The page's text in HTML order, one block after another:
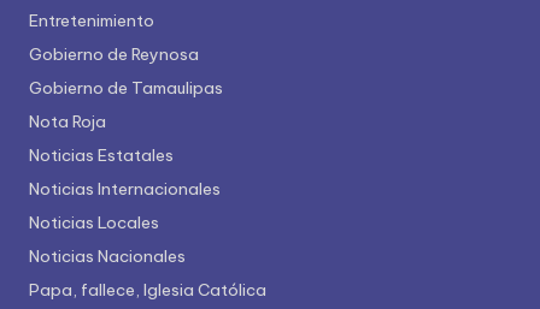
Entretenimiento
Gobierno de Reynosa
Gobierno de Tamaulipas
Nota Roja
Noticias Estatales
Noticias Internacionales
Noticias Locales
Noticias Nacionales
Papa, fallece, Iglesia Católica